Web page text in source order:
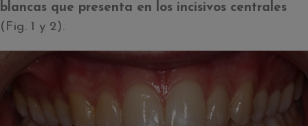
blancas que presenta en los incisivos centrales
(Fig. 1 y 2).